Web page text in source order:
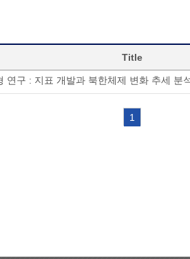
Title
연구 : 지표 개발과 북한체제 변화 추세 분
1